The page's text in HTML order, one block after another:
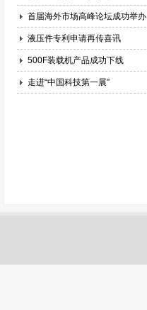
首届海外市场高峰论坛成功举办
液压件专利申请再传喜讯
500F装载机产品成功下线
走进“中国科技第一展”